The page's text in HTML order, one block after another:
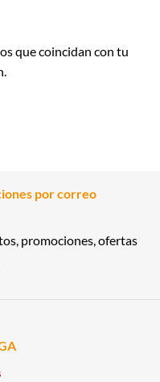
que coincidan con tu
por correo
promociones, ofertas